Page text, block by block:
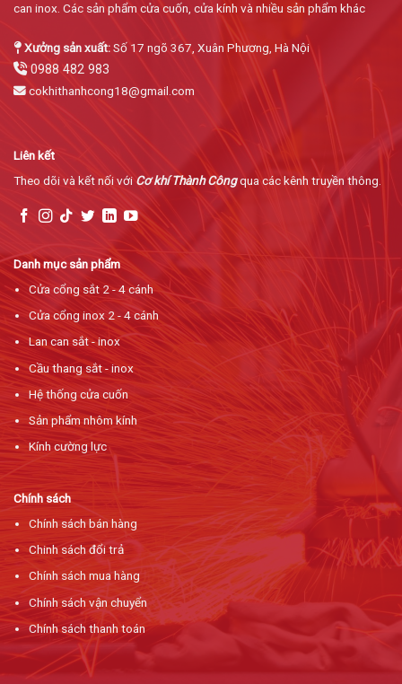
can inox. Các sản phẩm cửa cuốn, cửa kính và nhiều sản phẩm khác
Xưởng sản xuất:Số 17 ngõ 367, Xuân Phương, Hà Nội
0988 482 983
cokhithanhcong18@gmail.com
Danh mục sản phẩm
Cửa cổng sắt 2 - 4 cánh
Cửa cổng inox 2 - 4 cánh
Lan can sắt - inox
Cầu thang sắt - inox
Hệ thống cửa cuốn
Sản phẩm nhôm kính
Kính cường lực
Chính sách
Chính sách bán hàng
Chinh sách đổi trả
Chính sách mua hàng
Chính sách vận chuyển
Chính sách thanh toán
Liên kết
Theo dõi và kết nối với Cơ khí Thành Côngqua các kênh truyền thông.